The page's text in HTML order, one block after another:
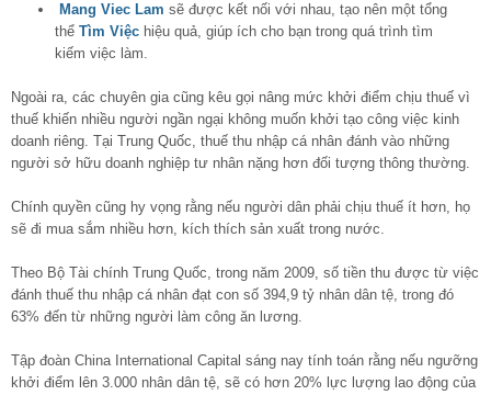
Mang Viec Lam sẽ được kết nối với nhau, tạo nên một tổng
thể Tìm Việc hiệu quả, giúp ích cho bạn trong quá trình tìm
kiếm việc làm.
Ngoài ra, các chuyên gia cũng kêu gọi nâng mức khởi điểm chịu thuế vì
thuế khiến nhiều người ngần ngại không muốn khởi tạo công việc kinh
doanh riêng. Tại Trung Quốc, thuế thu nhập cá nhân đánh vào những
người sở hữu doanh nghiệp tư nhân nặng hơn đối tượng thông thường.
Chính quyền cũng hy vọng rằng nếu người dân phải chịu thuế ít hơn, họ
sẽ đi mua sắm nhiều hơn, kích thích sản xuất trong nước.
Theo Bộ Tài chính Trung Quốc, trong năm 2009, số tiền thu được từ việc
đánh thuế thu nhập cá nhân đạt con số 394,9 tỷ nhân dân tệ, trong đó
63% đến từ những người làm công ăn lương.
Tập đoàn China International Capital sáng nay tính toán rằng nếu ngưỡng
khởi điểm lên 3.000 nhân dân tệ, sẽ có hơn 20% lực lượng lao động của